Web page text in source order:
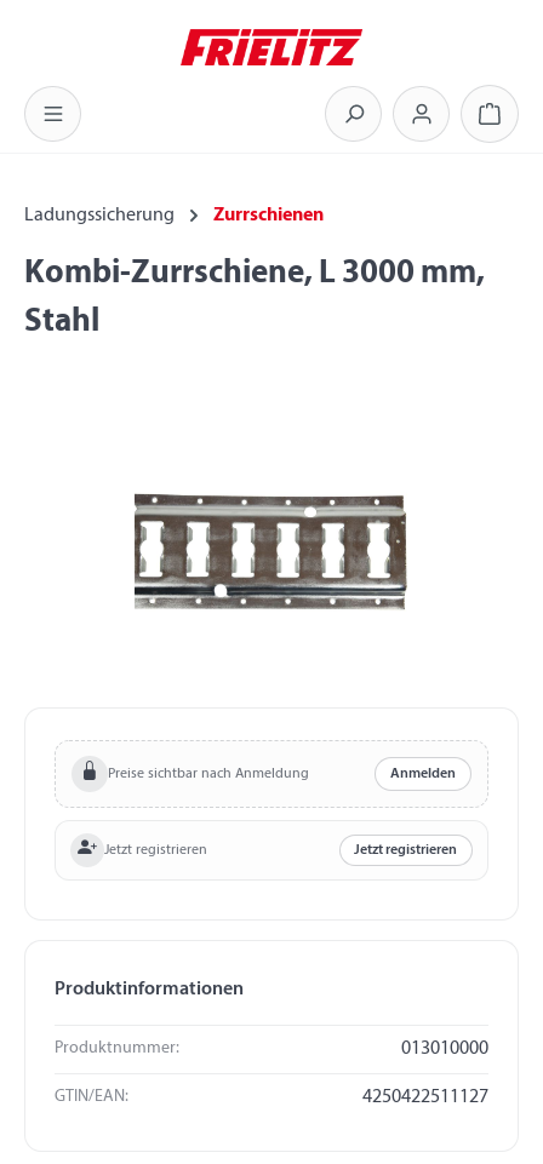
Zum Hauptinhalt springen
Ladungssicherung Zurrschienen
Kombi-Zurrschiene, L 3000 mm,
Stahl
Preise sichtbar nach Anmeldung Anmelden
Jetzt registrieren Jetzt registrieren
Produktinformationen
Produktnummer: 013010000
GTIN/EAN: 4250422511127